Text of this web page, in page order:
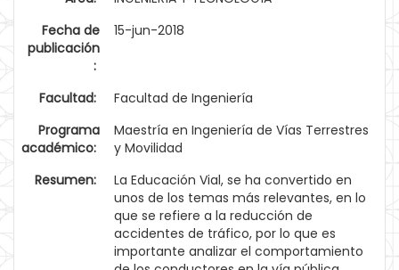
Fecha de
publicación
:
15-jun-2018
Facultad:
Facultad de Ingeniería
Programa
académico:
Maestría en Ingeniería de Vías Terrestres
y Movilidad
Resumen:
La Educación Vial, se ha convertido en
unos de los temas más relevantes, en lo
que se refiere a la reducción de
accidentes de tráfico, por lo que es
importante analizar el comportamiento